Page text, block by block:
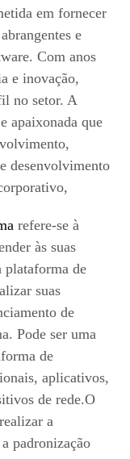
em fornecer
e
Com anos
e inovação,
no setor. A
apaixonada que
desenvolvimento
refere-se à
às suas
plataforma de
suas
de
Pode ser uma
de
aplicativos,
de rede.O
a
padronização